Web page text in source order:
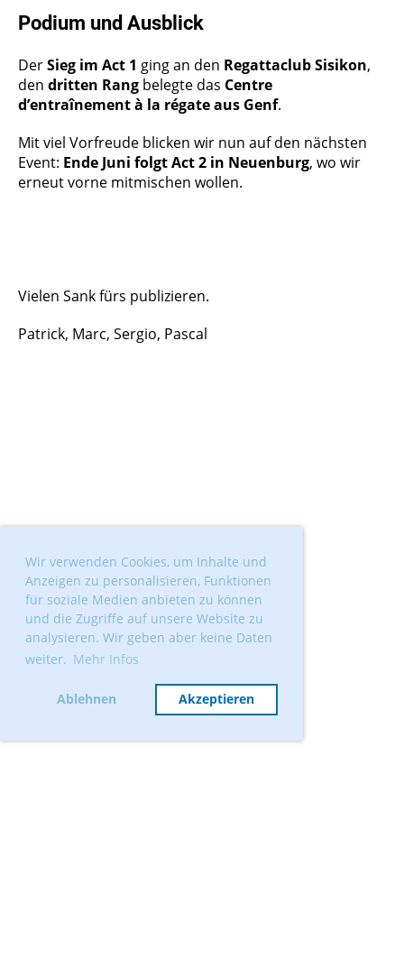
Wir verwenden Cookies, um Inhalte und
Anzeigen zu personalisieren, Funktionen
für soziale Medien anbieten zu können
und die Zugriffe auf unsere Website zu
analysieren. Wir geben aber keine Daten
weiter. Mehr Infos
Ablehnen Akzeptieren
Podium und Ausblick
DerSieg im Act 1 ging an den Regattaclub Sisikon,
den dritten Rang belegte das Centre
d’entraînement à la régate aus Genf.
Mit viel Vorfreude blicken wir nun auf den nächsten
Event: Ende Juni folgt Act 2 in Neuenburg, wo wir
erneut vorne mitmischen wollen.
Vielen Sank fürs publizieren.
Patrick, Marc, Sergio, Pascal